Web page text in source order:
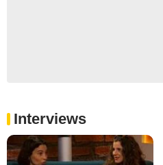
Interviews